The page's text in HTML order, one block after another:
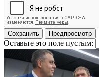
Оставьте это поле пустым: